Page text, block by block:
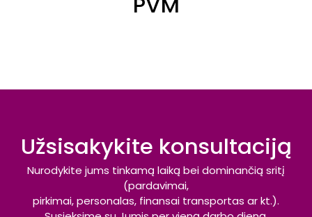
Užsisakykite konsultaciją
Nurodykite jums tinkamą laiką bei dominančią sritį
(pardavimai,
pirkimai, personalas, finansai transportas ar kt.).